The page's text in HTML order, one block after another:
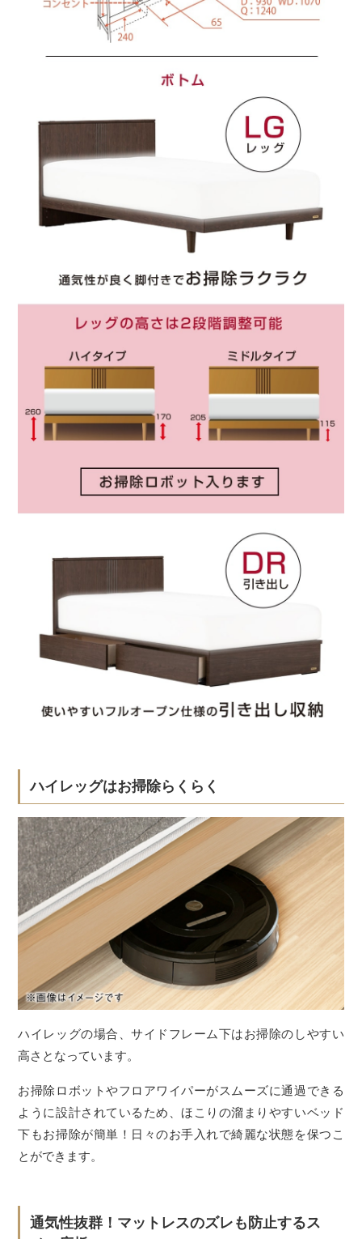
ハイレッグはお掃除らくらく
ハイレッグの場合、サイドフレーム下はお掃除のしやすい
高さとなっています。
お掃除ロボットやフロアワイパーがスムーズに通過できる
ように設計されているため、ほこりの溜まりやすいベッド
下もお掃除が簡単！日々のお手入れで綺麗な状態を保つこ
とができます。
通気性抜群！マットレスのズレも防止するス